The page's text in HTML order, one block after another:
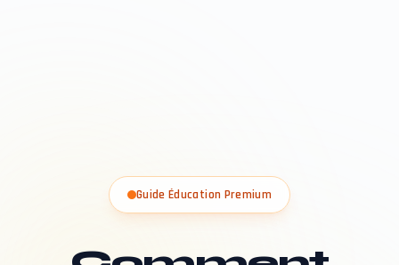
Guide Éducation Premium